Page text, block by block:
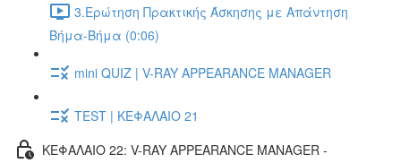
3.Ερώτηση Πρακτικής Άσκησης με Απάντηση
Βήμα-Βήμα (0:06)
mini QUIZ | V-RAY APPEARANCE MANAGER
TEST | ΚΕΦΑΛΑΙΟ 21
ΚΕΦΑΛΑΙΟ 22: V-RAY APPEARANCE MANAGER -